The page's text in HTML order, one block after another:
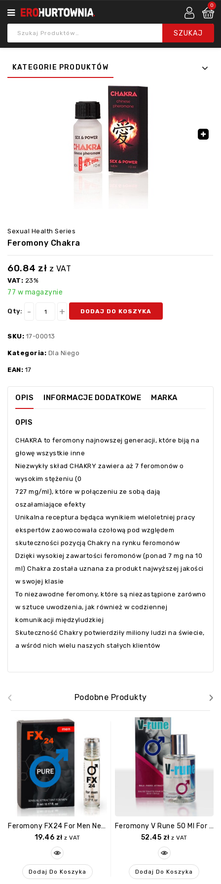
0
KATEGORIE PRODUKTÓW
Sexual Health Series
Feromony Chakra
60.84 zł z VAT
VAT: 23%
77 w magazynie
Qty: DODAJ DO KOSZYKA
SKU: 17-00013
Kategoria: Dla Niego
EAN: 17
OPIS INFORMACJE DODATKOWE MARKA
OPIS
CHAKRA to feromony najnowszej generacji, które biją na
głowę wszystkie inne
Niezwykły skład CHAKRY zawiera aż 7 feromonów o
wysokim stężeniu (0
727 mg/ml), które w połączeniu ze sobą dają
oszałamiające efekty
Unikalna receptura będąca wynikiem wieloletniej pracy
ekspertów zaowocowała czołową pod względem
skuteczności pozycją Chakry na rynku feromonów
Dzięki wysokiej zawartości feromonów (ponad 7 mg na 10
ml) Chakra została uznana za produkt najwyższej jakości
w swojej klasie
To niezawodne feromony, które są niezastąpione zarówno
w sztuce uwodzenia, jak również w codziennej
komunikacji międzyludzkiej
Skuteczność Chakry potwierdziły miliony ludzi na świecie,
a wśród nich wielu naszych stałych klientów
Podobne Produkty
Feromony FX24 For Men Neutral Roll On 5 Ml
19.46 zł z VAT
Dodaj Do Koszyka
Feromony V Rune 50 Ml For Men
52.45 zł z VAT
Dodaj Do Koszyka
‹ ›